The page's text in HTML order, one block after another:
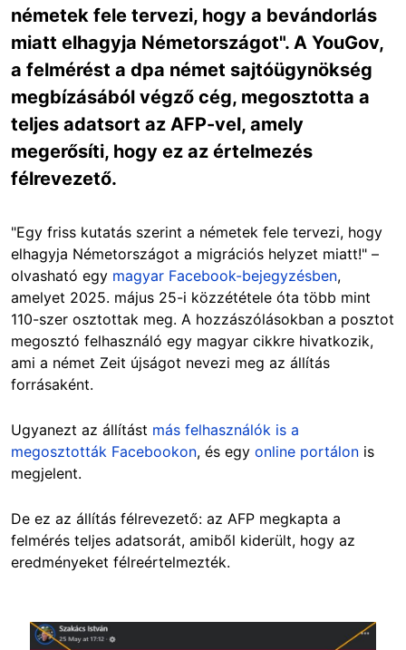
németek fele tervezi, hogy a bevándorlás
miatt elhagyja Németországot". A YouGov,
a felmérést a dpa német sajtóügynökség
megbízásából végző cég, megosztotta a
teljes adatsort az AFP-vel, amely
megerősíti, hogy ez az értelmezés
félrevezető.
"Egy friss kutatás szerint a németek fele tervezi, hogy
elhagyja Németországot a migrációs helyzet miatt!" –
olvasható egy magyar Facebook-bejegyzésben,
amelyet 2025. május 25-i közzététele óta több mint
110-szer osztottak meg. A hozzászólásokban a posztot
megosztó felhasználó egy magyar cikkre hivatkozik,
ami a német Zeit újságot nevezi meg az állítás
forrásaként.
Ugyanezt az állítást más felhasználók is a
megosztották Facebookon, és egy online portálon is
megjelent.
De ez az állítás félrevezető: az AFP megkapta a
felmérés teljes adatsorát, amiből kiderült, hogy az
eredményeket félreértelmezték.
Image